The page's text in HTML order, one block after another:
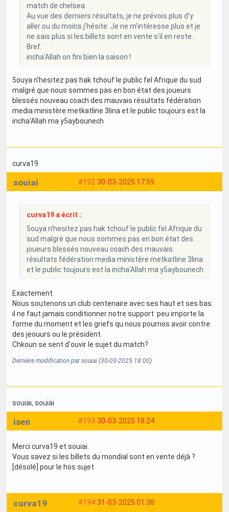
match de chelsea.
Au vue des derniers résultats, je ne prévois plus d’y
aller ou du moins j’hésite. Je ne m’intéresse plus et je
ne sais plus si les billets sont en vente s’il en reste.
Bref.
incha'Allah on fini bien la saison !
5ouya n'hesitez pas hak tchouf le public fel Afrique du sud
malgré que nous sommes pas en bon état des joueurs
blessés nouveau coach des mauvais résultats fédération
media ministère metkatline 3lina et le public toujours est la
incha'Allah ma y5aybounech
curva19
#192 30-03-2025 17:59
souiai
curva19 a écrit :
5ouya n'hesitez pas hak tchouf le public fel Afrique du
sud malgré que nous sommes pas en bon état des
joueurs blessés nouveau coach des mauvais
résultats fédération media ministère metkatline 3lina
et le public toujours est la incha'Allah ma y5aybounech
Exactement.
Nous soutenons un club centenaire avec ses haut et ses bas.
il ne faut jamais conditionner notre support peu importe la
forme du moment et les griefs qu nous pourrios avoir contre
des jeouurs ou le président.
Chkoun se sent d'ouvir le sujet du match?
Dernière modification par souiai (30-03-2025 18:00)
souiai, souiai
#193 30-03-2025 18:24
isen
Merci curva19 et souiai.
Vous savez si les billets du mondial sont en vente déjà ?
[désolé] pour le hos sujet
#194 31-03-2025 01:38
curva19